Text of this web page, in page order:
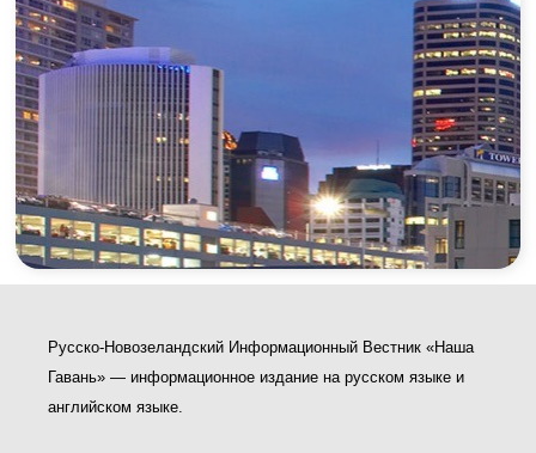
Русско-Новозеландский Информационный Вестник «Наша
Гавань» — информационное издание на русском языке и
английском языке.